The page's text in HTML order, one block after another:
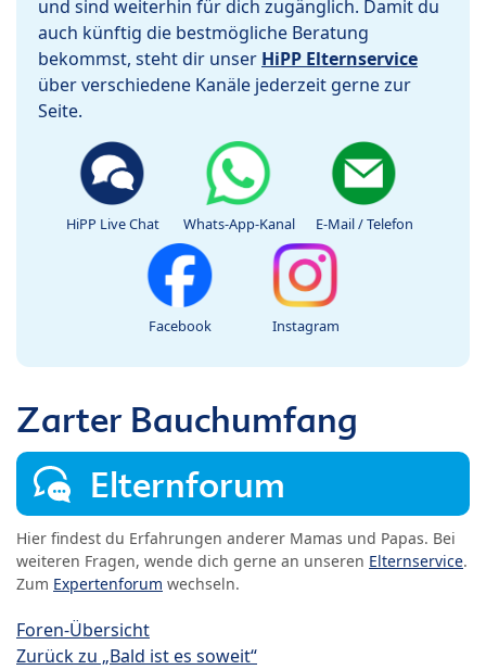
und sind weiterhin für dich zugänglich. Damit du
auch künftig die bestmögliche Beratung
bekommst, steht dir unser HiPP Elternservice
über verschiedene Kanäle jederzeit gerne zur
Seite.
HiPP Live Chat Whats-App-Kanal E-Mail / Telefon
Facebook Instagram
Zarter Bauchumfang
Elternforum
Hier findest du Erfahrungen anderer Mamas und Papas. Bei
weiteren Fragen, wende dich gerne an unseren Elternservice.
Zum Expertenforum wechseln.
Foren-Übersicht
Zurück zu „Bald ist es soweit“